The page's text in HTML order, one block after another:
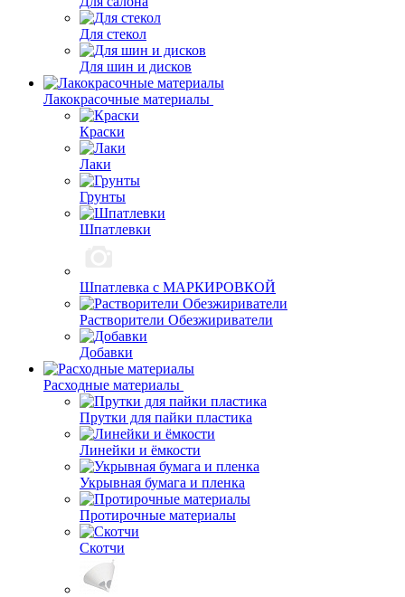
Для стекол
Для шин и дисков
Лакокрасочные материалы
Краски
Лаки
Грунты
Шпатлевки
Шпатлевка с МАРКИРОВКОЙ
Растворители Обезжириватели
Добавки
Расходные материалы
Прутки для пайки пластика
Линейки и ёмкости
Укрывная бумага и пленка
Протирочные материалы
Скотчи